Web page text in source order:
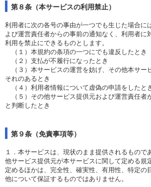
第８条（本サービスの利用禁止）
利用者に次の各号の事由が一つでも生じた場合に
よび運営責任者からの事前の通知なく、利用者に
利用を禁止にできるものとします。
（１）本規約の条項の一つにでも違反したとき
（２）支払が不履行になったとき
（３）本サービスの運営を妨げ、その他本サー
それのあるとき
（４）利用者情報について虚偽の申請をしたと
（５）その他サービス提供元および運営責任者
と判断したとき
第９条（免責事項等）
１．本サービスは、現状のまま提供されるもので
他サービス提供元が本サービスに関して定める規
定めるほかは、完全性、確実性、有用性、特定の
他について保証するものではありません。